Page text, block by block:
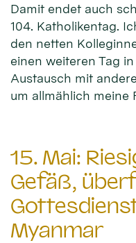
Damit endet auch
104. Katholikentag.
den netten
einen weiteren Tag
Austausch mit
um allmählich meine
15. Mai:
Gefäß,
Myanmar